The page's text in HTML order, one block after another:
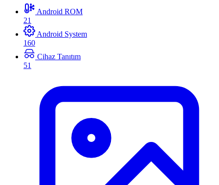
Android ROM
21
Android System
160
Cihaz Tanıtım
51